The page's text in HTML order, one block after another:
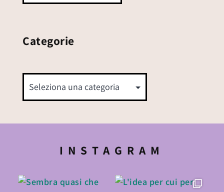
Categorie
INSTAGRAM